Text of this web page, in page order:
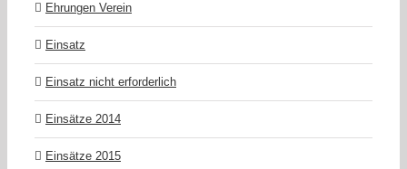
Ehrungen Verein
Einsatz
Einsatz nicht erforderlich
Einsätze 2014
Einsätze 2015